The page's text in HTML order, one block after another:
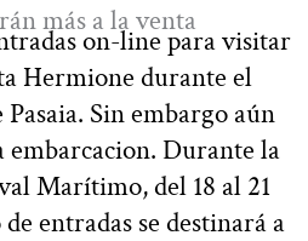
más a la venta
on-line para visitar
Hermione durante el
Sin embargo aún
embarcacion. Durante la
Marítimo, del 18 al 21
entradas se destinará a